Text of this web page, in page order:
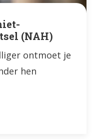
(NAH)
ontmoet je
hen